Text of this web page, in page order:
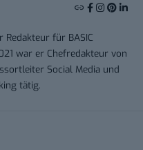
für BASIC
war er Chefredakteur von
Social Media und
tätig.